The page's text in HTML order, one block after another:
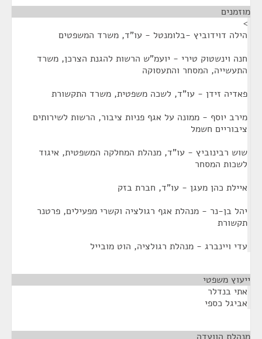
מוזמנים
>
הילה דוידוביץ -בלומנטל - עו"ד, משרד המשפטים
חנה וינשטוק טירי - יועמ"ש הרשות להגנת הצרכן, משרד
התעשייה, המסחר והתעסוקה
פאדיה זידן - עו"ד, לשכה משפטית, משרד התקשורת
מירב יוסף - ממונה על אגף פניות ציבור, הרשות לשירותים
ציבוריים חשמל
שוש רבינוביץ - עו"ד, מנהלת המחלקה המשפטית, איגוד
לשכות המסחר
איילת כהן מעגן - עו"ד, חברת בזק
יהל בן-נר - מנהלת אגף רגולציה וקשרי מפעילים, פרטנר
תקשורת
עדי ויינברג - מנהלת רגולציה, הוט מובייל
ייעוץ משפטי
אתי בנדלר
אביגל כספי